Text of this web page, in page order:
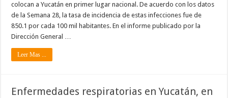
colocan a Yucatán en primer lugar nacional. De acuerdo con los datos
de la Semana 28, la tasa de incidencia de estas infecciones fue de
850.1 por cada 100 mil habitantes. En el informe publicado por la
Dirección General …
Leer Mas ...
Enfermedades respiratorias en Yucatán, en